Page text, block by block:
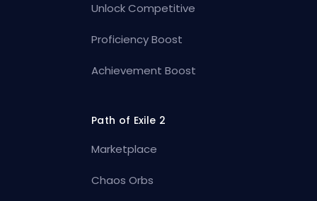
Unlock Competitive
Proficiency Boost
Achievement Boost
Path of Exile 2
Marketplace
Chaos Orbs